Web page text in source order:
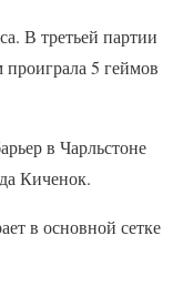
В третьей партии
проиграла 5 геймов
в Чарльстоне
Киченок.
в основной сетке